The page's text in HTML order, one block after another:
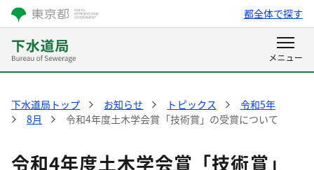
都全体で探す
下水道局トップ お知らせ トピックス
令和5年
8月
令和4年度土木学会賞「技術賞」の受賞について
令和4年度土木学会賞「技術賞」